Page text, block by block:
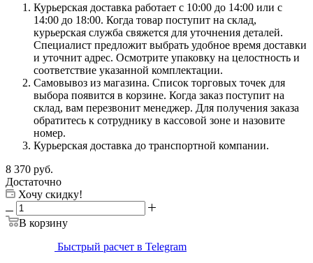
Курьерская доставка работает с 10:00 до 14:00 или с
14:00 до 18:00. Когда товар поступит на склад,
курьерская служба свяжется для уточнения деталей.
Специалист предложит выбрать удобное время доставки
и уточнит адрес. Осмотрите упаковку на целостность и
соответствие указанной комплектации.
Самовывоз из магазина. Список торговых точек для
выбора появится в корзине. Когда заказ поступит на
склад, вам перезвонит менеджер. Для получения заказа
обратитесь к сотруднику в кассовой зоне и назовите
номер.
Курьерская доставка до транспортной компании.
8 370 руб.
Достаточно
Хочу скидку!
В корзину
Быстрый расчет в Telegram